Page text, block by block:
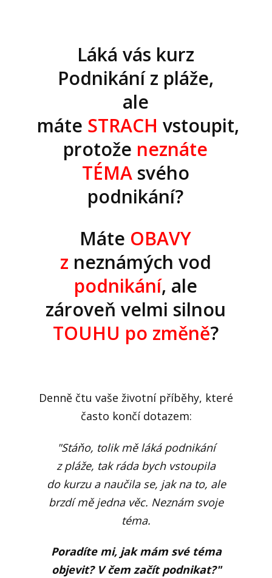
Láká vás kurz
Podnikání z pláže,
ale
máte STRACH vstoupit,
protože neznáte
TÉMAsvého
podnikání?
Máte OBAVY
z neznámých vod
podnikání, ale
zároveň velmi silnou
TOUHU po změně?
Denně čtu vaše životní příběhy, které
často končí dotazem:
"Stáňo, tolik mě láká podnikání
z pláže, tak ráda bych vstoupila
do kurzu a naučila se, jak na to, ale
brzdí mě jedna věc. Neznám svoje
téma.
Poradíte mi, jak mám své téma
objevit? V čem začít podnikat?"